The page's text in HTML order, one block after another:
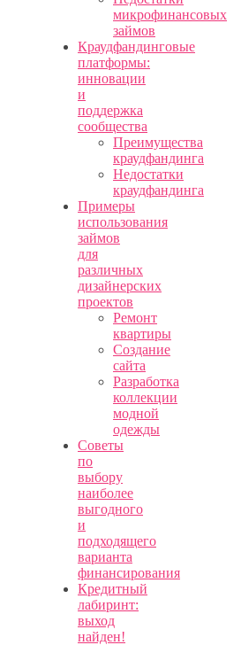
микрофинансовых
займов
Краудфандинговые
платформы:
инновации
и
поддержка
сообщества
Преимущества
краудфандинга
Недостатки
краудфандинга
Примеры
использования
займов
для
различных
дизайнерских
проектов
Ремонт
квартиры
Создание
сайта
Разработка
коллекции
модной
одежды
Советы
по
выбору
наиболее
выгодного
и
подходящего
варианта
финансирования
Кредитный
лабиринт:
выход
найден!